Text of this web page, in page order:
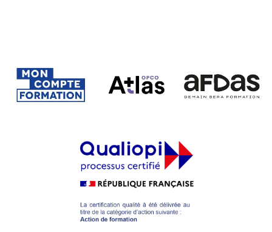
Demandeur d'emploi
Etudiant
Indépendant
Particulier